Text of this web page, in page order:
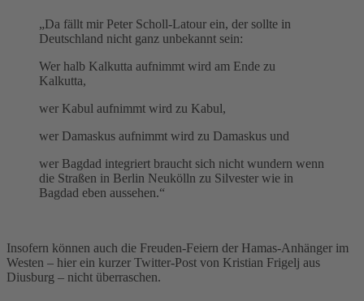
„Da fällt mir Peter Scholl-Latour ein, der sollte in
Deutschland nicht ganz unbekannt sein:
Wer halb Kalkutta aufnimmt wird am Ende zu
Kalkutta,
wer Kabul aufnimmt wird zu Kabul,
wer Damaskus aufnimmt wird zu Damaskus und
wer Bagdad integriert braucht sich nicht wundern wenn
die Straßen in Berlin Neukölln zu Silvester wie in
Bagdad eben aussehen.“
Insofern können auch die Freuden-Feiern der Hamas-Anhänger im
Westen – hier ein kurzer Twitter-Post von Kristian Frigelj aus
Diusburg – nicht überraschen.